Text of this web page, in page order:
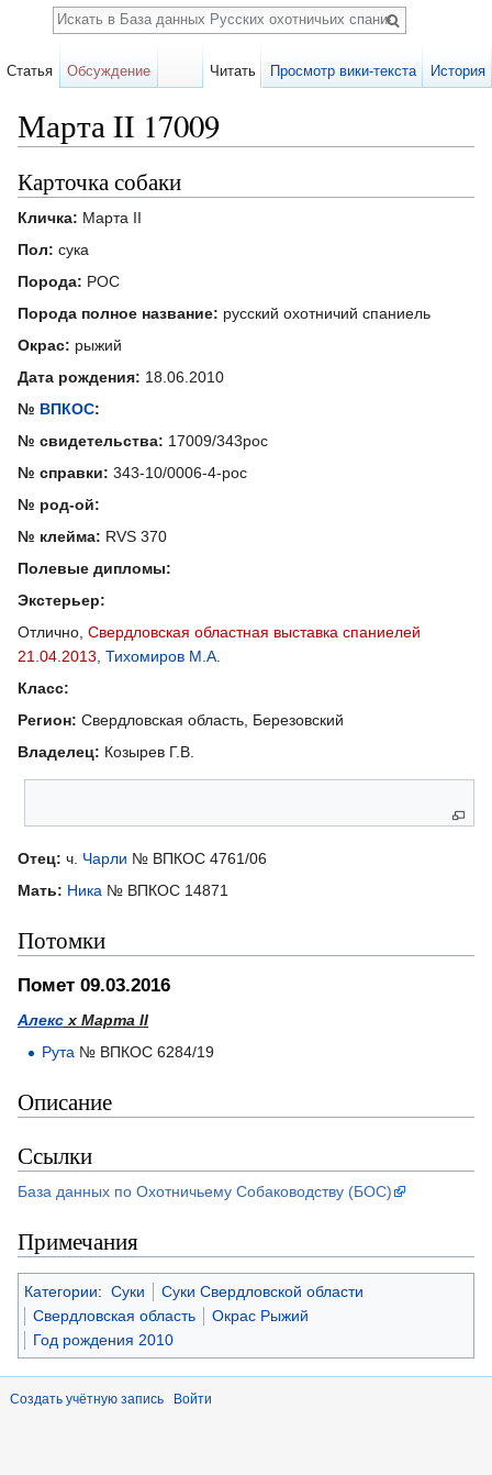
Марта II 17009
Карточка собаки
Кличка: Марта II
Пол: сука
Порода: РОС
Порода полное название: русский охотничий спаниель
Окрас: рыжий
Дата рождения: 18.06.2010
№ ВПКОС:
№ свидетельства: 17009/343рос
№ справки: 343-10/0006-4-рос
№ род-ой:
№ клейма: RVS 370
Полевые дипломы:
Экстерьер:
Отлично, Свердловская областная выставка спаниелей
21.04.2013 Тихомиров М.А.
Класс:
Регион: Свердловская область, Березовский
Владелец: Козырев Г.В.
Отец: ч. Чарли № ВПКОС 4761/06
Мать: Ника № ВПКОС 14871
Потомки
Помет 09.03.2016
Алекс х Марта II
Рута № ВПКОС 6284/19
Описание
Ссылки
База данных по Охотничьему Собаководству (БОС)
Примечания
Категории: Суки
Суки Свердловской области
Свердловская область
Окрас Рыжий
Год рождения 2010
Создать учётную запись Войти
Статья Обсуждение Читать Просмотр вики-текста История
Поиск